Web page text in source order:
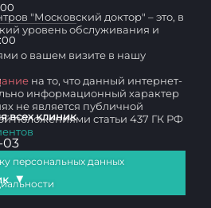
всех клиник
03
▼
"Московский доктор" – это, в
уровень обслуживания и
о вашем визите в нашу
на то, что данный интернет-
информационный характер
не является публичной
положениями статьи 437 ГК РФ
персональных данных